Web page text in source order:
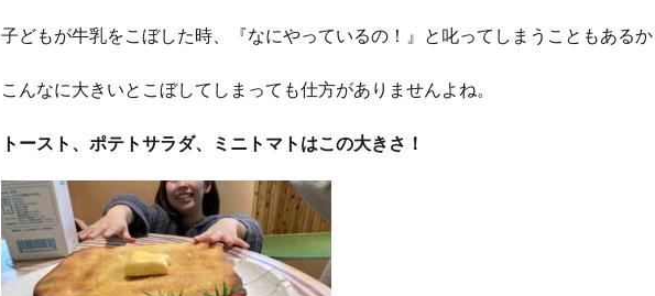
子どもが牛乳をこぼした時、『なにやっているの！』と叱ってしまうこともある
こんなに大きいとこぼしてしまっても仕方がありませんよね。
トースト、ポテトサラダ、ミニトマトはこの大きさ！